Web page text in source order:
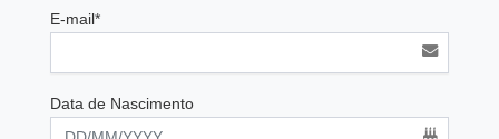
E-mail*
Data de Nascimento